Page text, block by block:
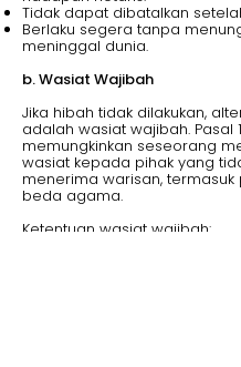
Tidak dapat dibatalkan
Berlaku segera tanpa
meninggal dunia.
b. Wasiat Wajibah
Jika hibah tidak dilakukan,
adalah wasiat wajibah. Pasal
memungkinkan seseorang
wasiat kepada pihak yang
menerima warisan, termasuk
beda agama.
Ketentuan wasiat wajibah: